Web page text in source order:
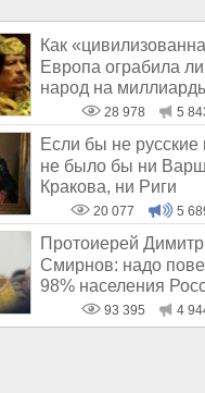
Как
Европа ограбила
народ на
28 978 5
Если бы не русские
не было бы ни
Кракова, ни Риги
20 077 5
Протоиерей
Смирнов: надо
98% населения
чтобы восторжество
93 395 4